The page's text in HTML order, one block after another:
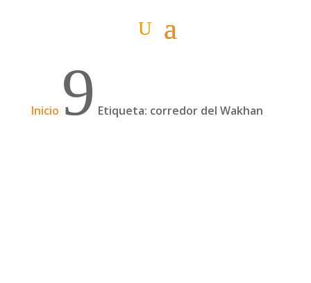
Inicio 9 Etiqueta: corredor del Wakhan